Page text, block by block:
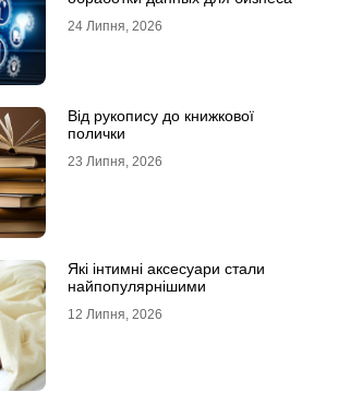
24 Липня, 2026
Від рукопису до книжкової
полички
23 Липня, 2026
Які інтимні аксесуари стали
найпопулярнішими
12 Липня, 2026